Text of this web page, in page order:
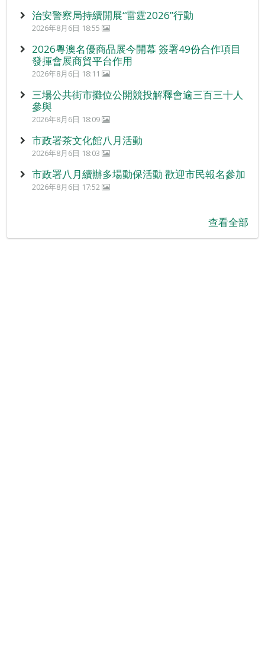
治安警察局持續開展“雷霆2026”行動
2026年8月6日 18:55
2026粵澳名優商品展今開幕 簽署49份合作項目
發揮會展商貿平台作用
2026年8月6日 18:11
三場公共街市攤位公開競投解釋會逾三百三十人
參與
2026年8月6日 18:09
市政署茶文化館八月活動
2026年8月6日 18:03
市政署八月續辦多場動保活動 歡迎市民報名參加
2026年8月6日 17:52
查看全部